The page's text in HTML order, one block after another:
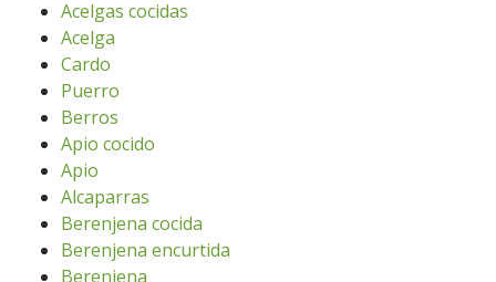
Acelgas cocidas
Acelga
Cardo
Puerro
Berros
Apio cocido
Apio
Alcaparras
Berenjena cocida
Berenjena encurtida
Berenjena